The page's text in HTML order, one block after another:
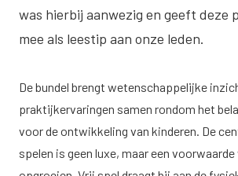
was hierbij aanwezig en geeft deze
mee als leestip aan onze leden.
De bundel brengt wetenschappelijke
praktijkervaringen samen rondom het
voor de ontwikkeling van kinderen. De
spelen is geen luxe, maar een